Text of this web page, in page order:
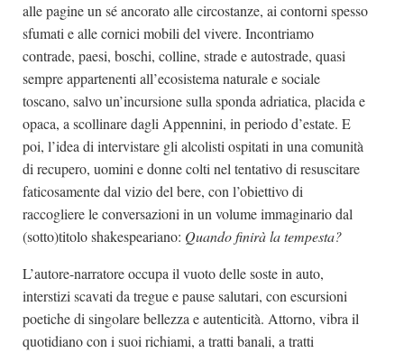
alle pagine un sé ancorato alle circostanze, ai contorni spesso
sfumati e alle cornici mobili del vivere. Incontriamo
contrade, paesi, boschi, colline, strade e autostrade, quasi
sempre appartenenti all’ecosistema naturale e sociale
toscano, salvo un’incursione sulla sponda adriatica, placida e
opaca, a scollinare dagli Appennini, in periodo d’estate. E
poi, l’idea di intervistare gli alcolisti ospitati in una comunità
di recupero, uomini e donne colti nel tentativo di resuscitare
faticosamente dal vizio del bere, con l’obiettivo di
raccogliere le conversazioni in un volume immaginario dal
(sotto)titolo shakespeariano: Quando finirà la tempesta?
L’autore-narratore occupa il vuoto delle soste in auto,
interstizi scavati da tregue e pause salutari, con escursioni
poetiche di singolare bellezza e autenticità. Attorno, vibra il
quotidiano con i suoi richiami, a tratti banali, a tratti